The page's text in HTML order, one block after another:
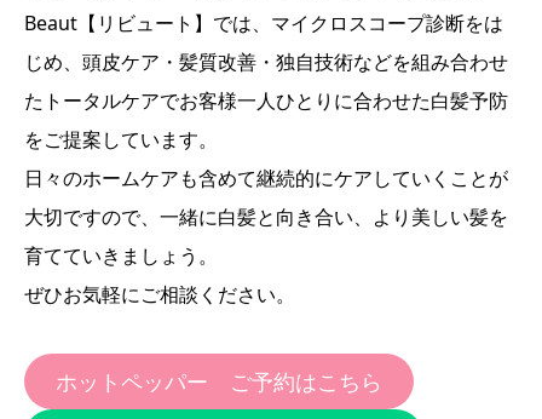
Beaut【リビュート】では、マイクロスコープ診断をは
じめ、頭皮ケア・髪質改善・独自技術などを組み合わせ
たトータルケアでお客様一人ひとりに合わせた白髪予防
をご提案しています。
日々のホームケアも含めて継続的にケアしていくことが
大切ですので、一緒に白髪と向き合い、より美しい髪を
育てていきましょう。
ぜひお気軽にご相談ください。
ホットペッパー ご予約はこちら